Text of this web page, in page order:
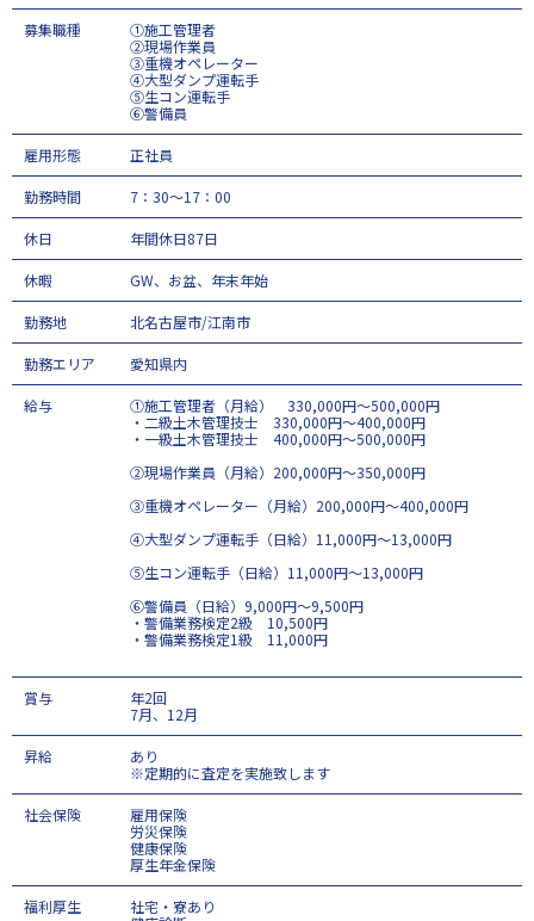
募集職種
①施工管理者
②現場作業員
③重機オペレーター
④大型ダンプ運転手
⑤生コン運転手
⑥警備員
雇用形態 正社員
勤務時間 7：30～17：00
休日 年間休日87日
休暇 GW、お盆、年末年始
勤務地 北名古屋市/江南市
勤務エリア 愛知県内
給与
①施工管理者（月給） 330,000円～500,000円
・二級土木管理技士 330,000円～400,000円
・一級土木管理技士 400,000円～500,000円
②現場作業員（月給）200,000円～350,000円
③重機オペレーター（月給）200,000円～400,000円
④大型ダンプ運転手（日給）11,000円～13,000円
⑤生コン運転手（日給）11,000円～13,000円
⑥警備員（日給）9,000円～9,500円
・警備業務検定2級 10,500円
・警備業務検定1級 11,000円
賞与
年2回
7月、12月
昇給
あり
※定期的に査定を実施致します
社会保険
雇用保険
労災保険
健康保険
厚生年金保険
福利厚生
社宅・寮あり